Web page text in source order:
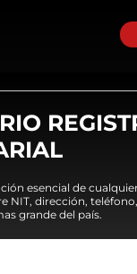
esencial de
NIT, dirección,
grande del país.